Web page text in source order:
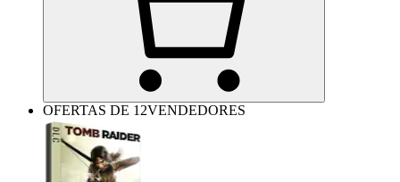
OFERTAS DE 12VENDEDORES